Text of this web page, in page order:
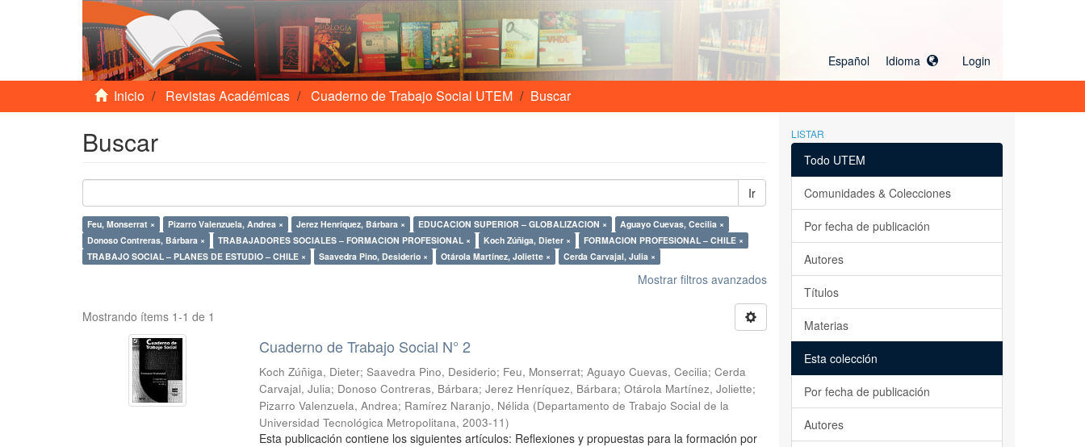
Español Idioma Login
Inicio Revistas Académicas Cuaderno de Trabajo Social UTEM Buscar
Buscar
Ir
Feu, Monserrat × Pizarro Valenzuela, Andrea × Jerez Henríquez, Bárbara × EDUCACION SUPERIOR – GLOBALIZACION ×
Aguayo Cuevas, Cecilia ×
Donoso Contreras, Bárbara ×
TRABAJADORES SOCIALES – FORMACION PROFESIONAL × Koch Zúñiga, Dieter ×
FORMACION PROFESIONAL – CHILE ×
TRABAJO SOCIAL – PLANES DE ESTUDIO – CHILE ×
Saavedra Pino, Desiderio × Otárola Martínez, Joliette × Cerda Carvajal, Julia ×
Mostrar filtros avanzados
Mostrando ítems 1-1 de 1
Cuaderno de Trabajo Social N° 2
Koch Zúñiga, Dieter;Saavedra Pino, Desiderio; Feu, Monserrat;Aguayo Cuevas, Cecilia;Cerda
Carvajal, Julia; Donoso Contreras, Bárbara;Jerez Henríquez, Bárbara;Otárola Martínez, Joliette;
Pizarro Valenzuela, Andrea; Ramírez Naranjo, Nélida (Departamento de Trabajo Social de la
Universidad Tecnológica Metropolitana,2003-11)
Esta publicación contiene los siguientes artículos: Reflexiones y propuestas para la formación por
LISTAR
Todo UTEM
Comunidades & Colecciones
Por fecha de publicación
Autores
Títulos
Materias
Esta colección
Por fecha de publicación
Autores